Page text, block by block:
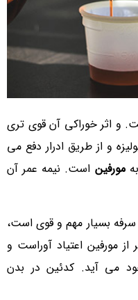
و اثر خوراکی آن قوی تری
و از طریق ادرار دفع می
مورفین است. نیمه عمر آن
بسیار مهم و قوی است،
از مورفین اعتیاد آوراست و
می آید. کدئین در بدن